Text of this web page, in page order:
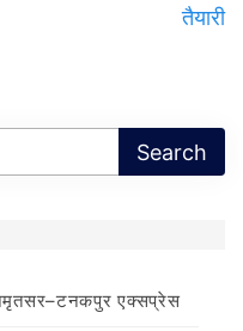
तैयारी
एक्सप्रेस